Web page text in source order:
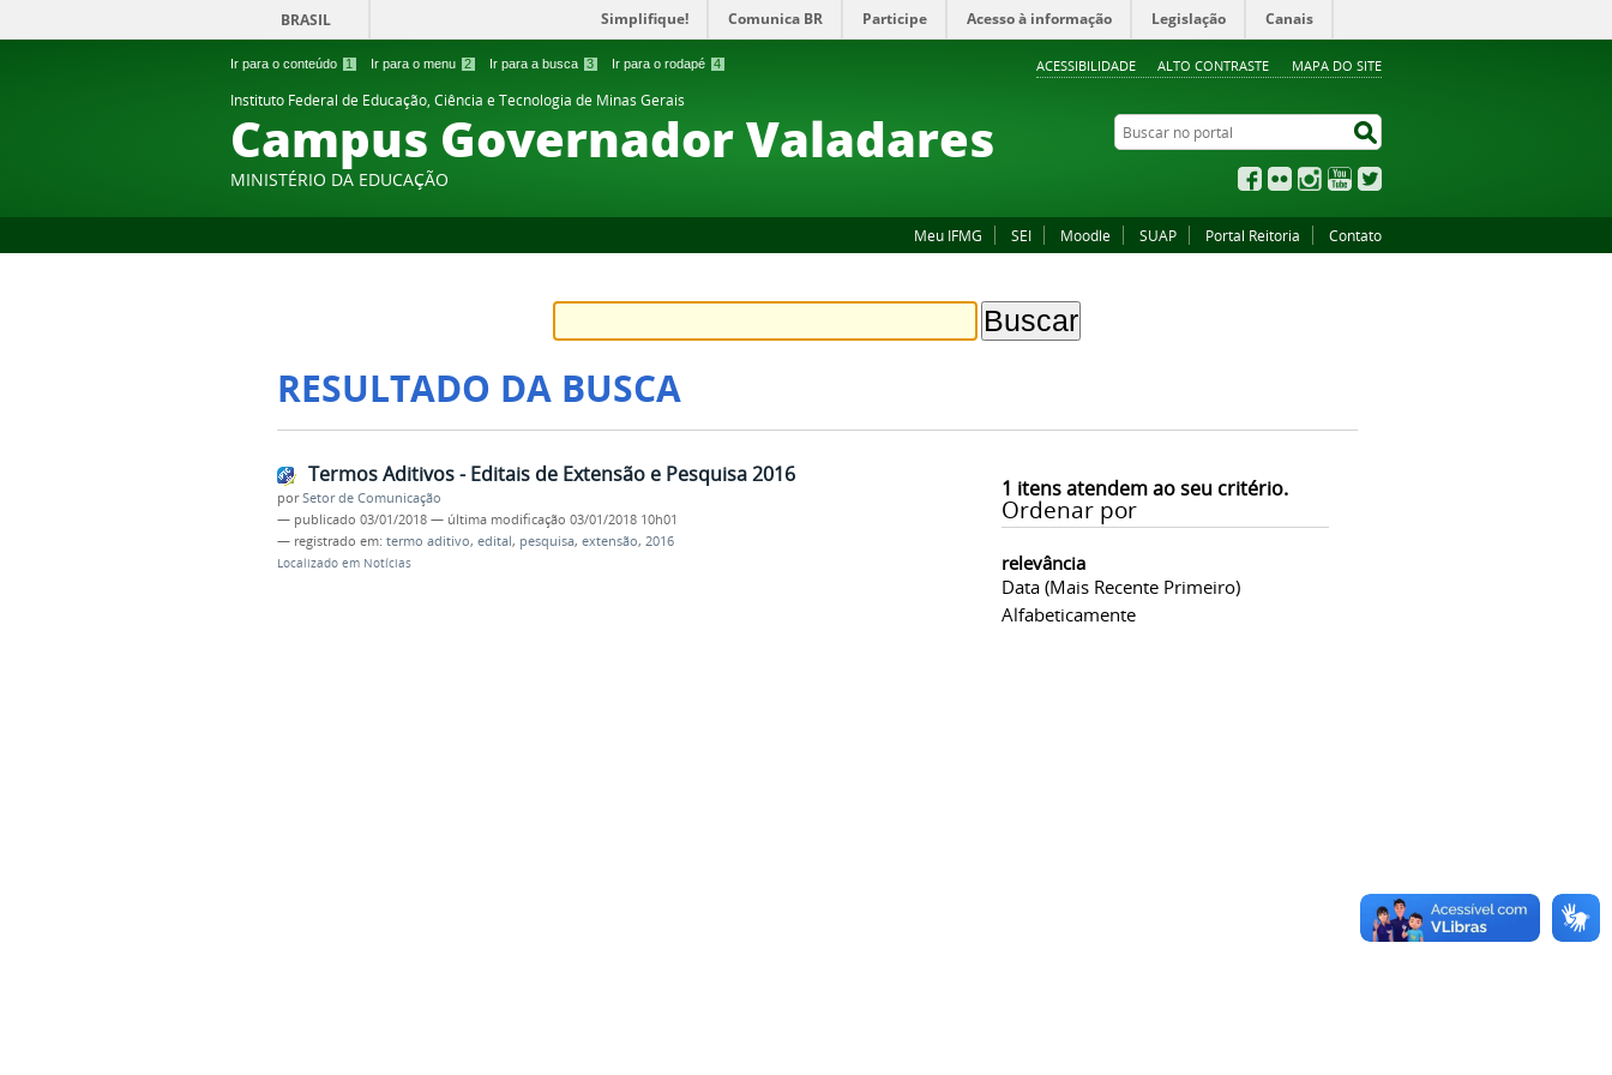
Ir para o conteúdo 1 Ir para o menu 2 Ir para a busca 3 Ir para o rodapé 4 ACESSIBILIDADE ALTO CONTRASTE MAPA DO SITE
BRASIL Simplifique! Comunica BR Participe Acesso à informação Legislação Canais
Instituto Federal de Educação, Ciência e Tecnologia de Minas Gerais
Campus Governador Valadares
MINISTÉRIO DA EDUCAÇÃO
Buscar no portal
Facebook
Flickr InstagramYouTube
Meu IFMG SEI Moodle SUAP Portal Reitoria Contato
RESULTADO DA BUSCA
1 itens atendem ao seu critério.
Ordenar por
relevância
Data (mais Recente Primeiro)
Alfabeticamente
Termos Aditivos - Editais de Extensão e Pesquisa 2016
porSetor de Comunicação
— publicado 03/01/2018 — última modificação 03/01/2018 10h01
— registrado em: termo aditivo, edital, pesquisa, extensão, 2016
Localizado em Notícias